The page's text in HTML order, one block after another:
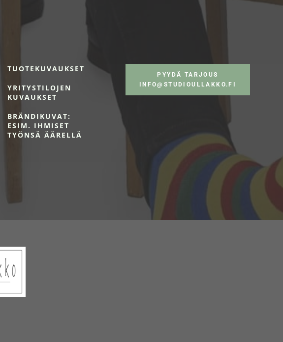
TUOTEKUVAUKSET
YRITYSTILOJEN
KUVAUKSET
BRÄNDIKUVAT:
ESIM. IHMISET
TYÖNSÄ ÄÄRELLÄ
PYYDÄ TARJOUS
INFO@STUDIOULLAKKO.FI